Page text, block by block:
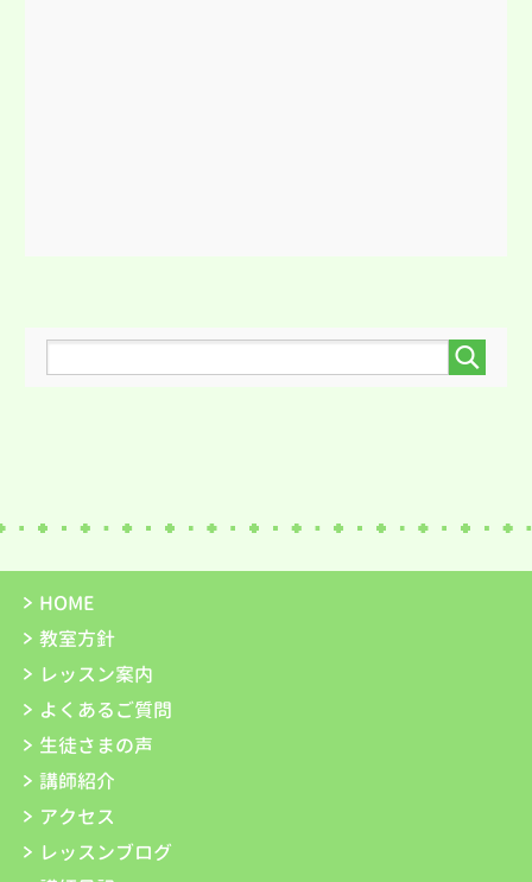
HOME
教室方針
レッスン案内
よくあるご質問
生徒さまの声
講師紹介
アクセス
レッスンブログ